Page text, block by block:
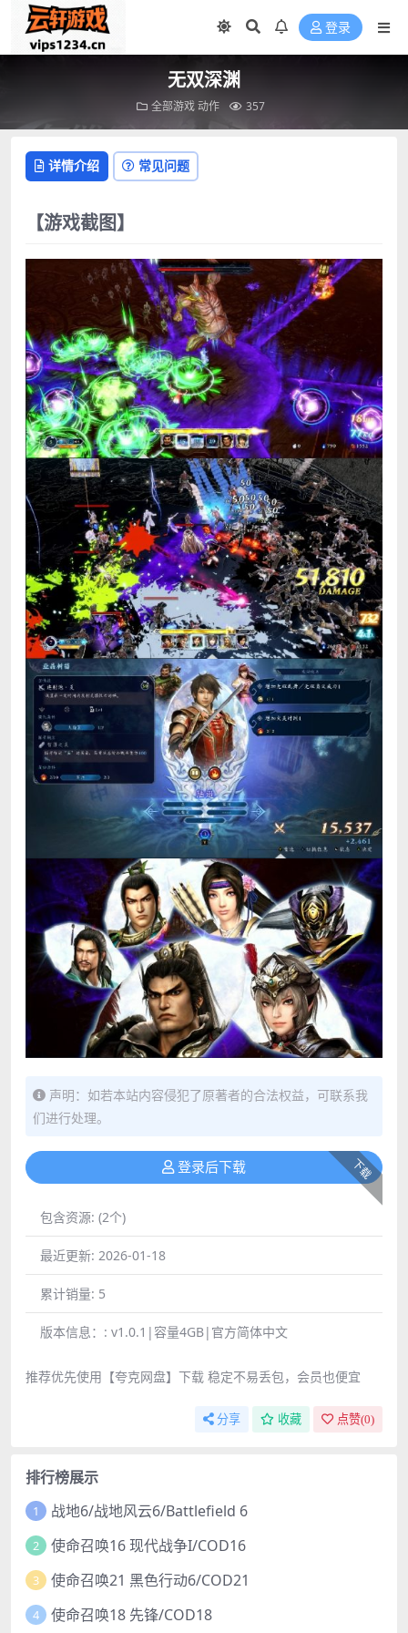
登录
无双深渊
全部游戏 动作 357
详情介绍 常见问题
【游戏截图】
声明：如若本站内容侵犯了原著者的合法权益，可联系我
们进行处理。
下载
登录后下载
包含资源: (2个)
最近更新: 2026-01-18
累计销量: 5
版本信息：: v1.0.1|容量4GB|官方简体中文
推荐优先使用【夸克网盘】下载 稳定不易丢包，会员也便宜
分享 收藏 点赞(0)
排行榜展示
1 战地6/战地风云6/Battlefield 6
2 使命召唤16 现代战争I/COD16
3 使命召唤21 黑色行动6/COD21
4 使命召唤18 先锋/COD18